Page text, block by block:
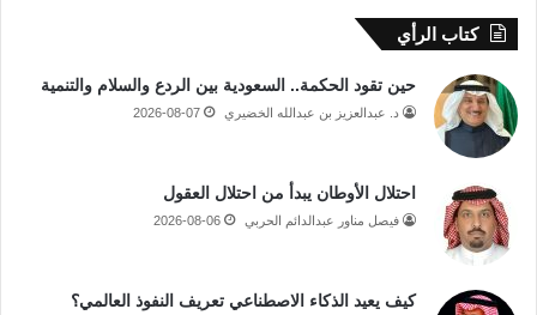
كتاب الرأي
حين تقود الحكمة.. السعودية بين الردع والسلام والتنمية
د. عبدالعزيز بن عبدالله الخضيري 2026-08-07
احتلال الأوطان يبدأ من احتلال العقول
فيصل مناور عبدالدائم الحربي 2026-08-06
كيف يعيد الذكاء الاصطناعي تعريف النفوذ العالمي؟